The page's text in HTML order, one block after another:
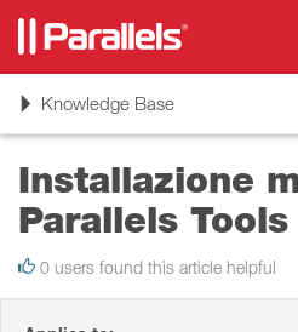
ToggleKnowledge Base
Installazione
Parallels Tools
0 users found this article helpful